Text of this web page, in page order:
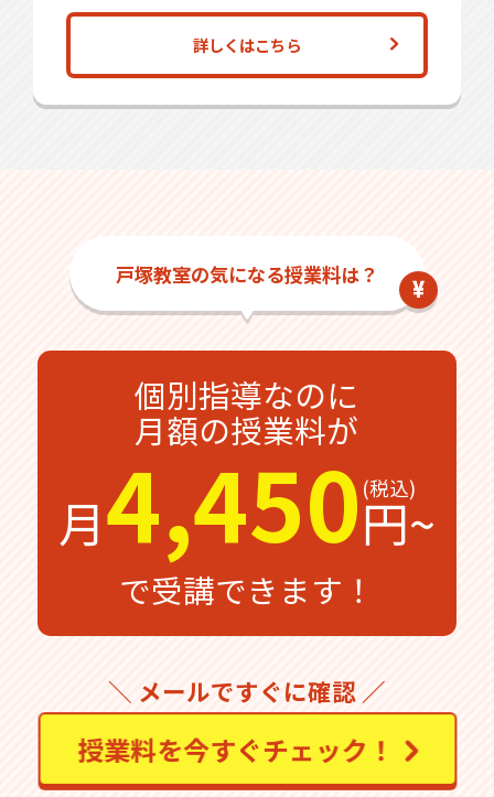
詳しくはこちら
戸塚教室の気になる授業料は？
個別指導なのに
月額の授業料が
月4,450円~
で受講できます！
＼ メールですぐに確認 ／
授業料を今すぐチェック！